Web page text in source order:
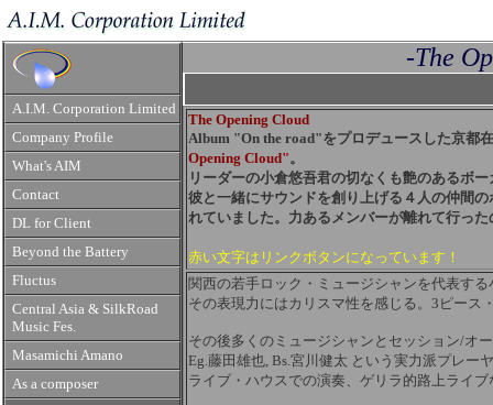
A.I.M. Corporation Limited
Company Profile
What's AIM
Contact
DL for Client
Beyond the Battery
Fluctus
Central Asia & SilkRoad
Music Fes.
Masamichi Amano
As a composer
-The
The Opening Cloud
Album "On the road"をプロデュースした京都
Opening Cloud"。
リーダーの小倉悠吾君の切なくも艶のあるボ
彼と一緒にサウンドを創り上げる４人の仲間
れていました。力あるメンバーが離れて行った
赤い文字はリンクボタンになっています！
関西の若手ロック・ミュージシャンを代表す
その表現力にはカリスマ性を感じる。3ピース
その後多くのミュージシャンとセッション/オ
Eg.藤田雄也, Bs.宮川健太 という実力派プレー
ライブ・ハウスでの演奏、ゲリラ的路上ライ